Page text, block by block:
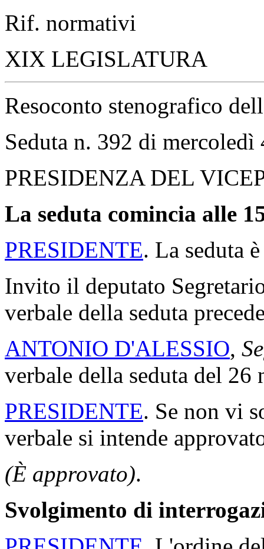
Rif. normativi
XIX LEGISLATURA
Resoconto stenografico
Seduta n. 392 di mercoledì
PRESIDENZA DEL
La seduta comincia alle
PRESIDENTE. La seduta
Invito il deputato
verbale della seduta
ANTONIO D'ALESSIO,
verbale della seduta del 26
PRESIDENTE. Se non vi
verbale si intende
(È approvato).
Svolgimento di